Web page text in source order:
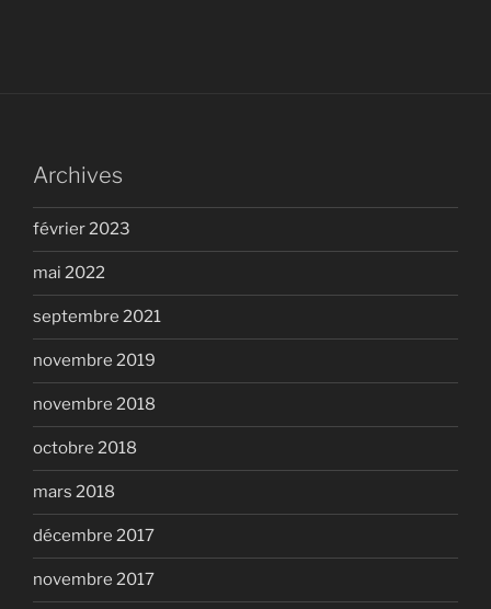
Archives
février 2023
mai 2022
septembre 2021
novembre 2019
novembre 2018
octobre 2018
mars 2018
décembre 2017
novembre 2017